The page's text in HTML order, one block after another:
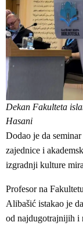
Dekan Fakulteta
Hasani
Dodao je da
zajednice i
izgradnji kulture
Profesor na
Alibašić istakao je
od najdugotrajnijih i